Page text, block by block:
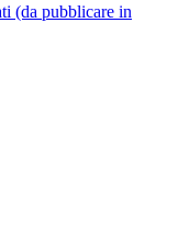
(da pubblicare in